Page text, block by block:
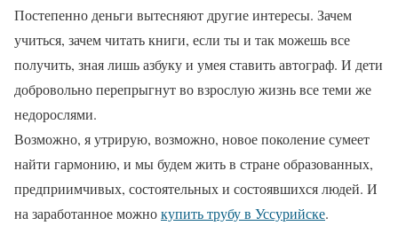
Постепенно деньги вытесняют другие интересы. Зачем
учиться, зачем читать книги, если ты и так можешь все
получить, зная лишь азбуку и умея ставить автограф. И дети
добровольно перепрыгнут во взрослую жизнь все теми же
недорослями.
Возможно, я утрирую, возможно, новое поколение сумеет
найти гармонию, и мы будем жить в стране образованных,
предприимчивых, состоятельных и состоявшихся людей. И
на заработанное можнокупить трубу в Уссурийске.